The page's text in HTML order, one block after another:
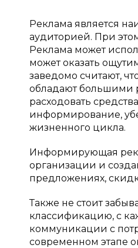
Реклама является
аудиторией. При
Реклама может
может оказать
заведомо считают,
обладают большими
расходовать
информирование,
жизненного цикла.
Информирующая
организации и
предложениях,
Также не стоит
классификацию, с
коммуникации с
современном этапе